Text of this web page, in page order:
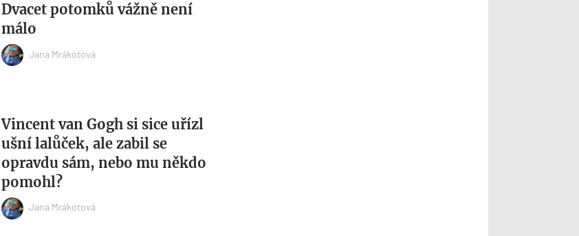
Dvacet potomků vážně není
málo
Jana Mrákotová
Vincent van Gogh si sice uřízl
ušní lalůček, ale zabil se
opravdu sám, nebo mu někdo
pomohl?
Jana Mrákotová